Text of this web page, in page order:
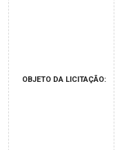
OBJETO DA LICITAÇÃO: